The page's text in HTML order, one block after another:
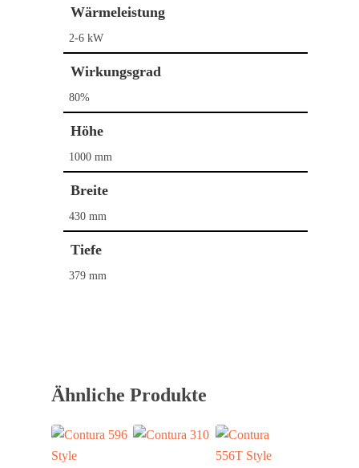
Wärmeleistung
2-6 kW
Wirkungsgrad
80%
Höhe
1000 mm
Breite
430 mm
Tiefe
379 mm
Ähnliche Produkte
Bullerjan
Contura
Pelletöfen
DROOFF
Schornstein­systeme